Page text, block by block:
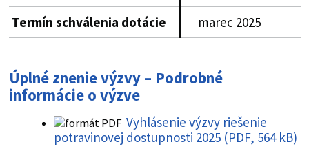
Termín schválenia dotácie
marec 2025
Úplné znenie výzvy – Podrobné
informácie o výzve
Vyhlásenie výzvy riešenie
potravinovej dostupnosti 2025 (PDF, 564 kB)